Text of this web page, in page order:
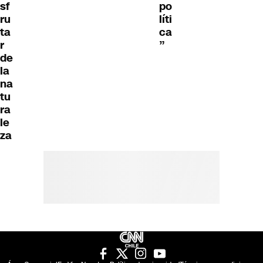
sf
ru
ta
r
de
la
na
tu
ra
le
za
po
líti
ca
”